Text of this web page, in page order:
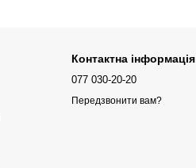
Контактна інформація
077 030-20-20
Передзвонити вам?